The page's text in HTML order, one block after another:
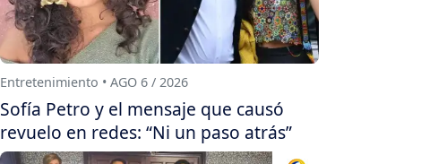
Entretenimiento • AGO 6 / 2026
Sofía Petro y el mensaje que causó
revuelo en redes: “Ni un paso atrás”